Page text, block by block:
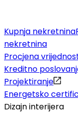
Kupnja nekretnina
nekretnina
Procjena
Kreditno
Projektiranje
Energetsko
Dizajn interijera